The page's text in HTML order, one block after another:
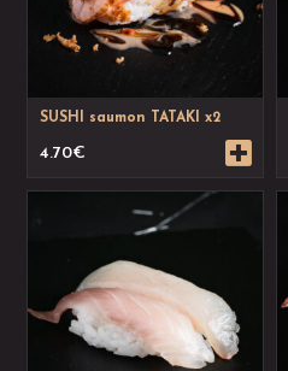
SUSHI saumon TATAKI x2
4.70€